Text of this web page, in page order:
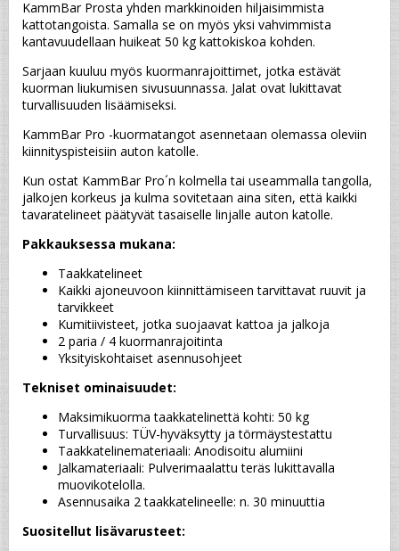
KammBar Prosta yhden markkinoiden hiljaisimmista
kattotangoista. Samalla se on myös yksi vahvimmista
kantavuudellaan huikeat 50 kg kattokiskoa kohden.
Sarjaan kuuluu myös kuormanrajoittimet, jotka estävät
kuorman liukumisen sivusuunnassa. Jalat ovat lukittavat
turvallisuuden lisäämiseksi.
KammBar Pro -kuormatangot asennetaan olemassa oleviin
kiinnityspisteisiin auton katolle.
Kun ostat KammBar Pro´n kolmella tai useammalla tangolla,
jalkojen korkeus ja kulma sovitetaan aina siten, että kaikki
tavaratelineet päätyvät tasaiselle linjalle auton katolle.
Pakkauksessa mukana:
Taakkatelineet
Kaikki ajoneuvoon kiinnittämiseen tarvittavat ruuvit ja
tarvikkeet
Kumitiivisteet, jotka suojaavat kattoa ja jalkoja
2 paria / 4 kuormanrajoitinta
Yksityiskohtaiset asennusohjeet
Tekniset ominaisuudet:
Maksimikuorma taakkatelinettä kohti: 50 kg
Turvallisuus: TÜV-hyväksytty ja törmäystestattu
Taakkatelinemateriaali: Anodisoitu alumiini
Jalkamateriaali: Pulverimaalattu teräs lukittavalla
muovikotelolla.
Asennusaika 2 taakkatelineelle: n. 30 minuuttia
Suositellut lisävarusteet: